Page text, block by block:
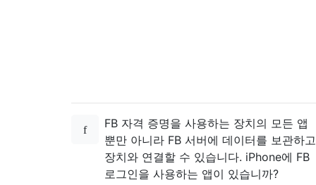
FB 자격 증명을 사용하는 장치의 모든 앱
뿐만 아니라 FB 서버에 데이터를 보관하고
장치와 연결할 수 있습니다. iPhone에 FB
로그인을 사용하는 앱이 있습니까?